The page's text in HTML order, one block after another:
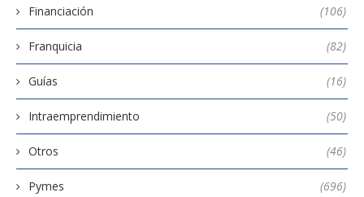
Financiación (106)
Franquicia (82)
Guías (16)
Intraemprendimiento (50)
Otros (46)
Pymes (696)